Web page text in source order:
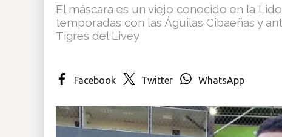
El máscara es un viejo conocido en la
temporadas con las Águilas Cibaeñas y
Tigres del Livey
Facebook Twitter WhatsApp